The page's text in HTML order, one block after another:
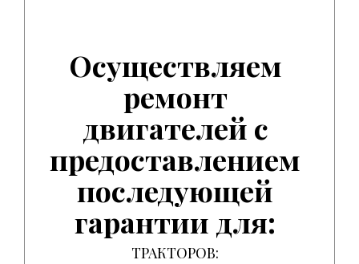
Осуществляем
ремонт
двигателей с
предоставлением
последующей
гарантии для:
ТРАКТОРОВ: